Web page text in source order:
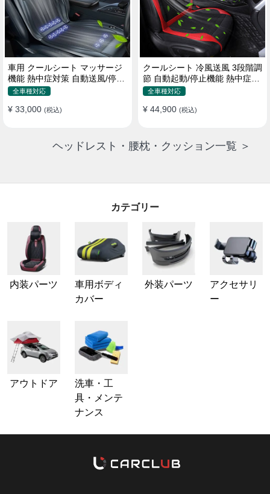
車用 クールシート マッサージ
機能 熱中症対策 自動送風/停止
機能 24個強力ファン 取付簡単
全車種対応
¥ 33,000 (税込)
クールシート 冷風送風 3段階調
節 自動起動/停止機能 熱中症対
策 夏 暑さ対策 取付簡単
全車種対応
¥ 44,900 (税込)
ヘッドレスト・腰枕・クッション一覧 ＞
カテゴリー
内装パーツ
車用ボディ
カバー
外装パーツ
アクセサリ
ー
アウトドア
洗車・工
具・メンテ
ナンス